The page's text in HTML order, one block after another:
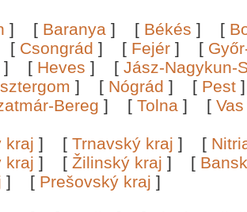
] [ Baranya ] [ Békés ] [
[ Csongrád ] [ Fejér ] [
] [ Heves ] [ Jász-Nagykun-
] [ Nógrád ] [ Pest
Bereg ] [ Tolna ] [ Vas
kraj ] [ Trnavský kraj ] [
kraj ] [ Žilinský kraj ] [
] [ Prešovský kraj ]